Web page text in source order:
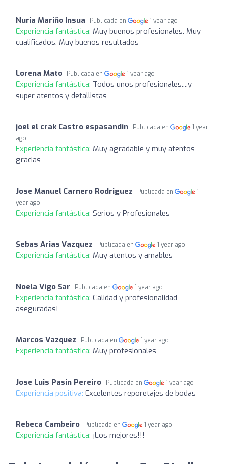
Nuria Mariño Insua Publicada en 1 year ago
Experiencia fantástica: Muy buenos profesionales. Muy
cualificados. Muy buenos resultados
Lorena Mato Publicada en 1 year ago
Experiencia fantástica: Todos unos profesionales....y
super atentos y detallistas
joel el crak Castro espasandin Publicada en
1 year
ago
Experiencia fantástica: Muy agradable y muy atentos
gracias
Jose Manuel Carnero Rodriguez Publicada en
1
year ago
Experiencia fantástica: Serios y Profesionales
Sebas Arias Vazquez Publicada en 1 year ago
Experiencia fantástica: Muy atentos y amables
Noela Vigo Sar Publicada en 1 year ago
Experiencia fantástica: Calidad y profesionalidad
aseguradas!
Marcos Vazquez Publicada en 1 year ago
Experiencia fantástica: Muy profesionales
Jose Luis Pasin Pereiro Publicada en 1 year ago
Experiencia positiva: Excelentes reporetajes de bodas
Rebeca Cambeiro Publicada en 1 year ago
Experiencia fantástica: ¡Los mejores!!!